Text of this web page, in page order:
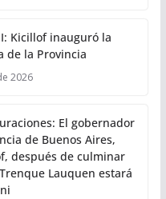
Kicillof inauguró la
de la Provincia
2026
El gobernador
de Buenos Aires,
después de culminar
Lauquen estará